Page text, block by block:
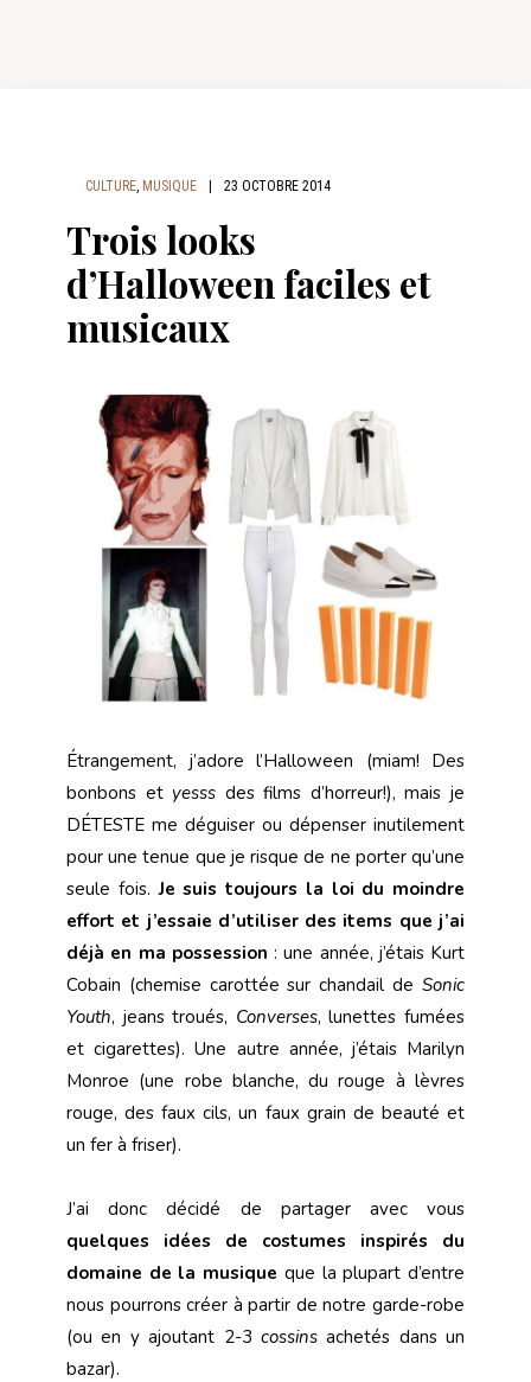
CULTURE, MUSIQUE 23 OCTOBRE 2014
Trois looks
d’Halloween faciles et
musicaux
Étrangement, j’adore l’Halloween (miam! Des
bonbons et yesss des films d’horreur!), mais je
DÉTESTE me déguiser ou dépenser inutilement
pour une tenue que je risque de ne porter qu’une
seule fois.Je suis toujours la loi du moindre
effort et j’essaie d’utiliser des items que j’ai
déjà en ma possession : une année, j’étais Kurt
Cobain (chemise carottée sur chandail de Sonic
Youth, jeans troués, Converses, lunettes fumées
et cigarettes). Une autre année, j’étais Marilyn
Monroe (une robe blanche, du rouge à lèvres
rouge, des faux cils, un faux grain de beauté et
un fer à friser).
J’ai donc décidé de partager avec vous
quelques idées de costumes inspirés du
domaine de la musique que la plupart d’entre
nous pourrons créer à partir de notre garde-robe
(ou en y ajoutant 2-3 cossinsachetés dans un
bazar).